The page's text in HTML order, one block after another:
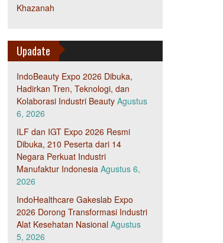
Khazanah
Upadate
IndoBeauty Expo 2026 Dibuka,
Hadirkan Tren, Teknologi, dan
Kolaborasi Industri Beauty Agustus
6, 2026
ILF dan IGT Expo 2026 Resmi
Dibuka, 210 Peserta dari 14
Negara Perkuat Industri
Manufaktur Indonesia Agustus 6,
2026
IndoHealthcare Gakeslab Expo
2026 Dorong Transformasi Industri
Alat Kesehatan Nasional Agustus
5, 2026